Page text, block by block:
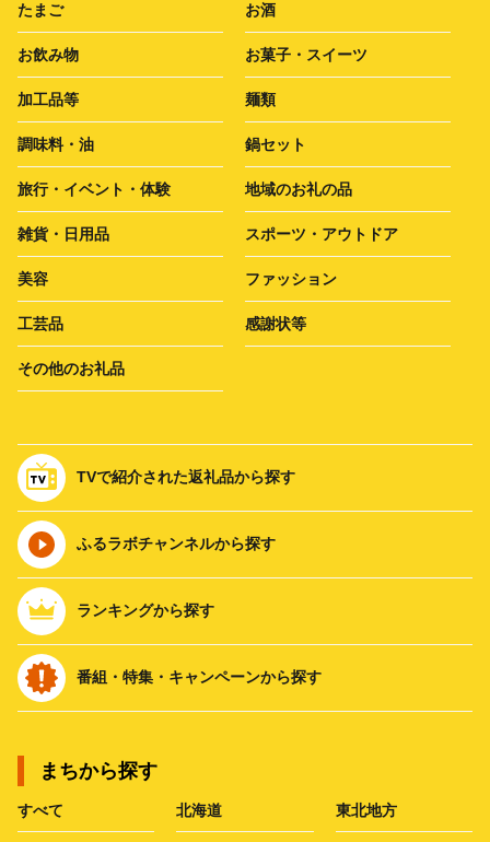
たまご お酒
お飲み物 お菓子・スイーツ
加工品等 麺類
調味料・油 鍋セット
旅行・イベント・体験 地域のお礼の品
雑貨・日用品 スポーツ・アウトドア
美容 ファッション
工芸品 感謝状等
その他のお礼品
TVで紹介された返礼品から探す
ふるラボチャンネルから探す
ランキングから探す
番組・特集・キャンペーンから探す
まちから探す
すべて 北海道 東北地方